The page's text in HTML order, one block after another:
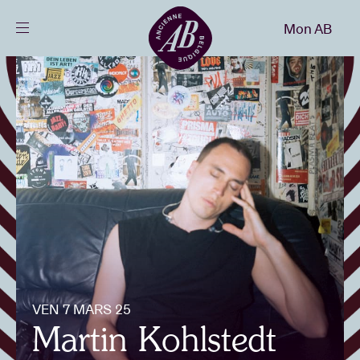
FR
Agenda
Projets
Actualités
Infos visiteurs
AB ❤ you
Mon AB
VEN 7 MARS 25
Martin Kohlstedt